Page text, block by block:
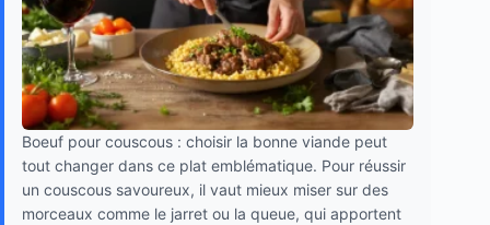
Boeuf pour couscous : choisir la bonne viande peut
tout changer dans ce plat emblématique. Pour réussir
un couscous savoureux, il vaut mieux miser sur des
morceaux comme le jarret ou la queue, qui apportent